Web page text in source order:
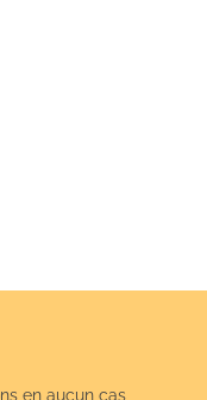
en aucun cas